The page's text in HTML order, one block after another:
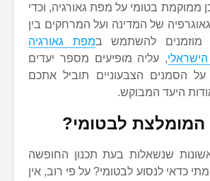
ממוקמת בטומי על מפת גאורגיה, וכדי
של המדינה ועל המרחקים בין
מוזמנים להשתמש במפת גאורגיה
, עליה מופיעים מספר יעדים
על הסמנים הצבעוניים תוביל אתכם
היעד המבוקש.
המומלצת לבטומי?
שנשאלות בעת תכנון החופשה
כדאי לנסוע לבטומי? על פי רוב, אין